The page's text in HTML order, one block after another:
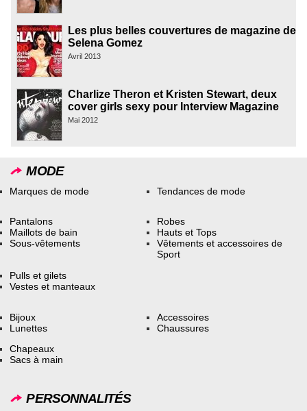
Les plus belles couvertures de magazine de
Selena Gomez
Avril 2013
Charlize Theron et Kristen Stewart, deux
cover girls sexy pour Interview Magazine
Mai 2012
MODE
Marques de mode Tendances de mode
Pantalons
Maillots de bain
Sous-vêtements
Robes
Hauts et Tops
Vêtements et accessoires de
Sport
Pulls et gilets
Vestes et manteaux
Bijoux
Lunettes
Accessoires
Chaussures
Chapeaux
Sacs à main
PERSONNALITÉS